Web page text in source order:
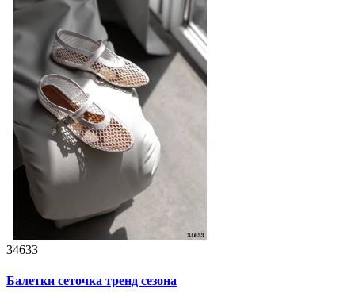
34633
Балетки сеточка тренд сезона